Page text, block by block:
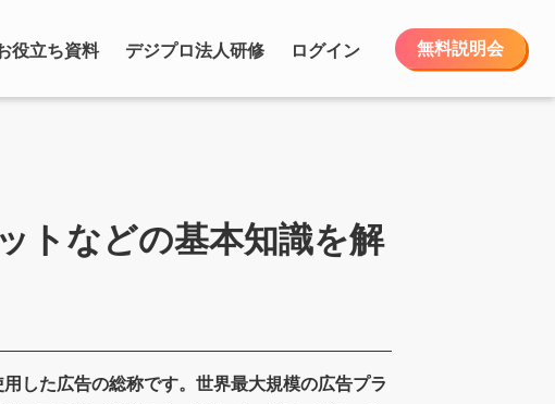
役立ち資料 デジプロ法人研修 ログイン 無料説明会
トなどの基本知識を解
した広告の総称です。世界最大規模の広告プラ